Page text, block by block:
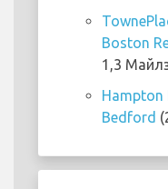
Boston
1,3
Hampton
Bedford